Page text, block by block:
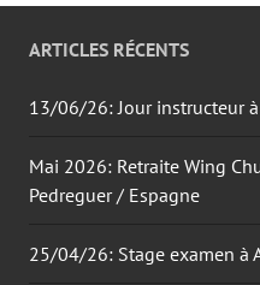
ARTICLES RÉCENTS
13/06/26: Jour instructeur
Mai 2026: Retraite Wing
Pedreguer / Espagne
25/04/26: Stage examen à